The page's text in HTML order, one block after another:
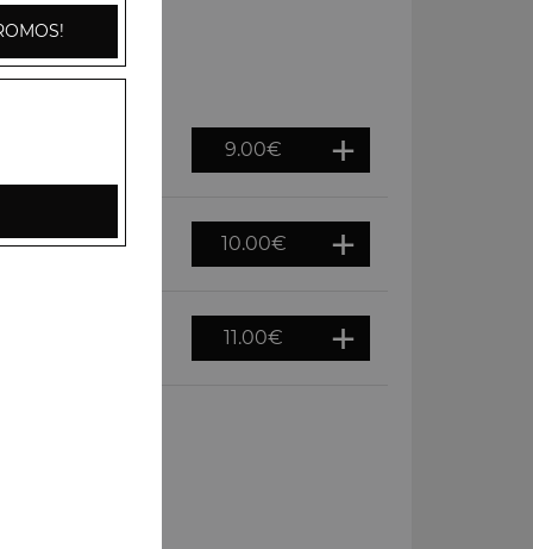
9.00€
10.00€
11.00€